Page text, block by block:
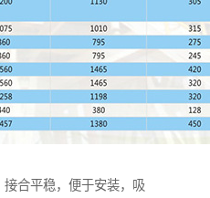
合平稳，便于安装，吸